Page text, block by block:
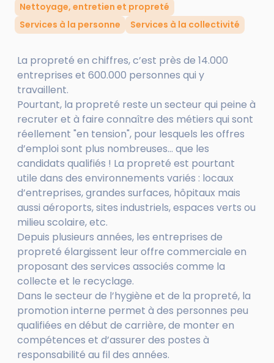
Nettoyage, entretien et propreté
Services à la personne
Services à la collectivité
La propreté en chiffres, c’est près de 14.000
entreprises et 600.000 personnes qui y
travaillent.
Pourtant, la propreté reste un secteur qui peine à
recruter et à faire connaître des métiers qui sont
réellement "en tension", pour lesquels les offres
d’emploi sont plus nombreuses… que les
candidats qualifiés ! La propreté est pourtant
utile dans des environnements variés : locaux
d’entreprises, grandes surfaces, hôpitaux mais
aussi aéroports, sites industriels, espaces verts ou
milieu scolaire, etc.
Depuis plusieurs années, les entreprises de
propreté élargissent leur offre commerciale en
proposant des services associés comme la
collecte et le recyclage.
Dans le secteur de l’hygiène et de la propreté, la
promotion interne permet à des personnes peu
qualifiées en début de carrière, de monter en
compétences et d’assurer des postes à
responsabilité au fil des années.